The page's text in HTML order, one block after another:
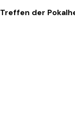
Treffen der